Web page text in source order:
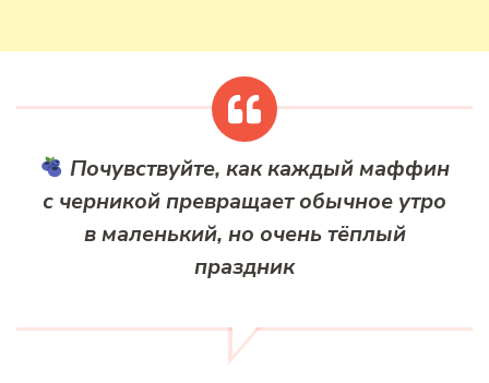
Почувствуйте, как каждый маффин
с черникой превращает обычное утро
в маленький, но очень тёплый
праздник